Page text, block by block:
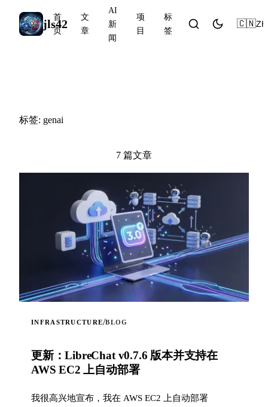
jls42
首
页
文
章
AI
新
闻
项
目
标
签
🇨🇳ZH
标签: genai
7 篇文章
INFRASTRUCTURE/BLOG
更新：LibreChat v0.7.6 版本并支持在
AWS EC2 上自动部署
我很高兴地宣布，我在 AWS EC2 上自动部署